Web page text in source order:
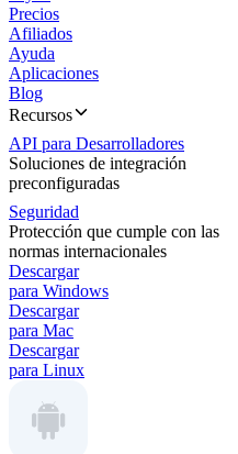
Precios
Afiliados
Ayuda
Aplicaciones
Blog
Recursos
API para Desarrolladores
Soluciones de integración
preconfiguradas
Seguridad
Protección que cumple con las
normas internacionales
Descargar
para Windows
Descargar
para Mac
Descargar
para Linux